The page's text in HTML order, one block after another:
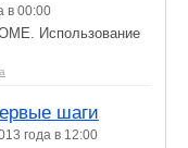
в 00:00
Использование
шаги
года в 12:00